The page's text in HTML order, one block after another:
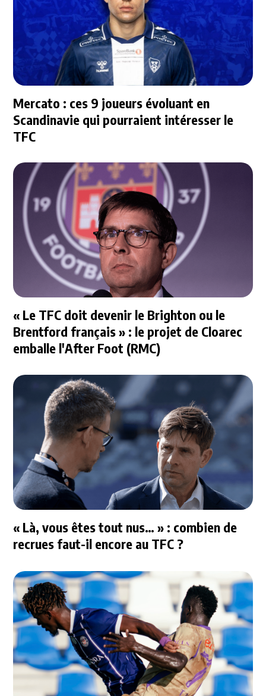
Mercato : ces 9 joueurs évoluant en
Scandinavie qui pourraient intéresser le
TFC
« Le TFC doit devenir le Brighton ou le
Brentford français » : le projet de Cloarec
emballe l'After Foot (RMC)
« Là, vous êtes tout nus… » : combien de
recrues faut-il encore au TFC ?